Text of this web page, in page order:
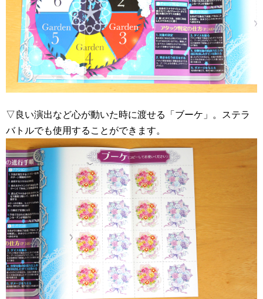
▽良い演出など心が動いた時に渡せる「ブーケ」。ステラ
バトルでも使用することができます。